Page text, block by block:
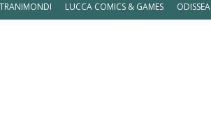
LUCCA COMICS & GAMES ODISSEA